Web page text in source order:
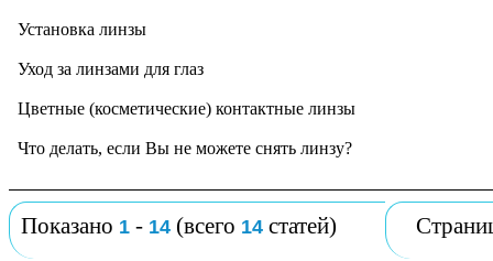
Установка линзы
Уход за линзами для глаз
Цветные (косметические) контактные линзы
Что делать, если Вы не можете снять линзу?
Показано 1 - 14 (всего 14 статей)